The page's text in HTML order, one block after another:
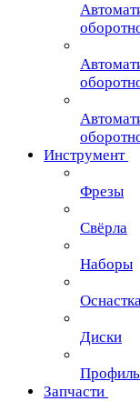
Инструмент
Фрезы
Свёрла
Наборы
Диски
Запчасти